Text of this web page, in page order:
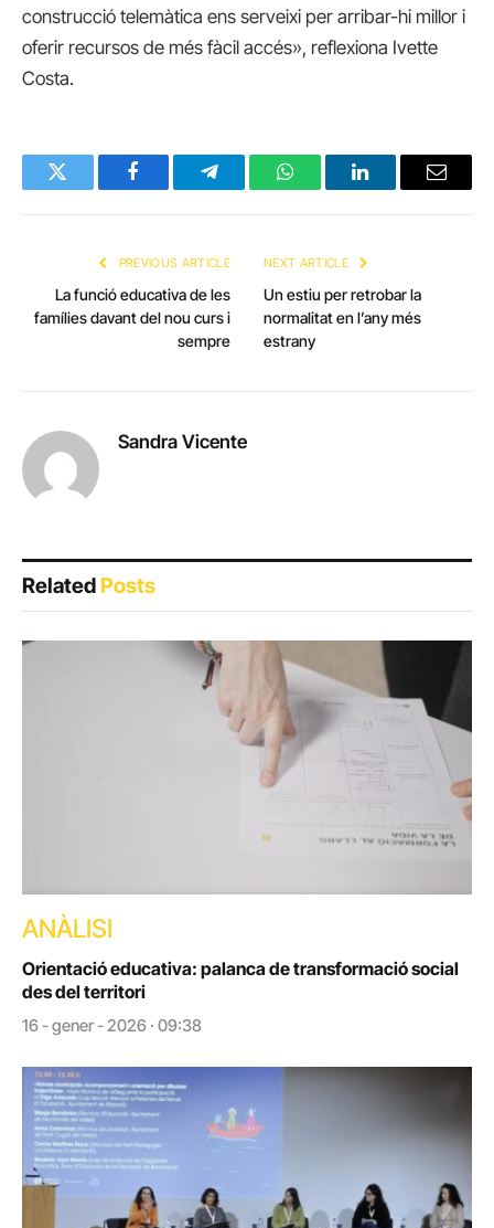
construcció telemàtica ens serveixi per arribar-hi millor i
oferir recursos de més fàcil accés», reflexiona Ivette
Costa.
Twitter FacebookTelegramWhatsAppLinkedInEmail
PREVIOUS ARTICLE
La funció educativa de les
famílies davant del nou curs i
sempre
NEXT ARTICLE
Un estiu per retrobar la
normalitat en l’any més
estrany
Sandra Vicente
RelatedPosts
ANÀLISI
Orientació educativa: palanca de transformació social
des del territori
16 - gener - 2026 · 09:38